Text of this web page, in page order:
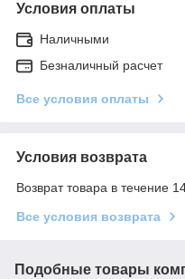
Условия оплаты
Наличными
Безналичный расчет
Все условия оплаты
Условия возврата
Возврат товара в течение
Все условия возврата
Подобные товары